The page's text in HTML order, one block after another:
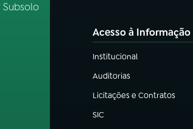
Subsolo
Acesso à Informação
Institucional
(abre em nova aba)
Auditorias
(abre em nova aba)
Licitações e Contratos
(abre em nova aba)
SIC
(abre em nova aba)